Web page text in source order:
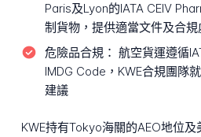
Paris及Lyon的IATA CEIV
制貨物，提供適當文件及合規
危險品合規： 航空貨運遵循
IMDG Code，KWE合規團隊
建議
KWE持有Tokyo海關的AEO地位